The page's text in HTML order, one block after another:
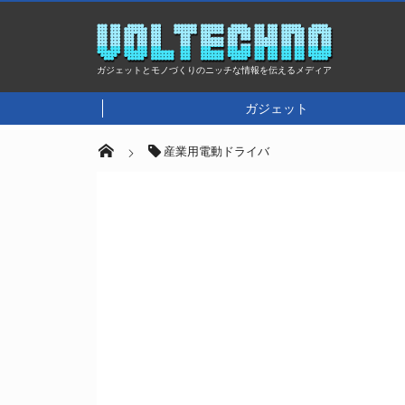
ガジェットとモノづくりのニッチな情報を伝えるメディア
ガジェット
産業用電動ドライバ